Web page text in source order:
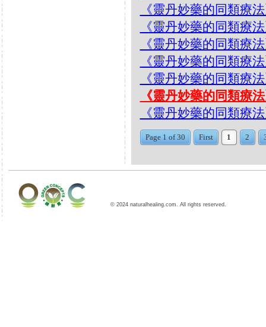
《靈丹妙藥的同類療
《靈丹妙藥的同類療
《靈丹妙藥的同類療
《靈丹妙藥的同類療
《靈丹妙藥的同類療
《靈丹妙藥的同類療
《靈丹妙藥的同類療
Page 1 of 30 First 1 2
© 2024 naturalhealing.com. All rights reserved.